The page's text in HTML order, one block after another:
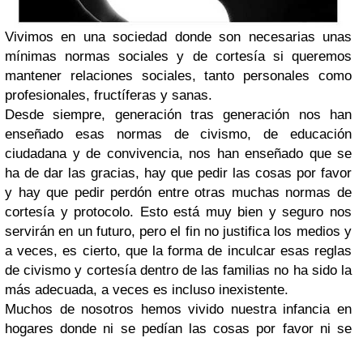
Vivimos en una sociedad donde son necesarias unas
mínimas normas sociales y de cortesía si queremos
mantener relaciones sociales, tanto personales como
profesionales, fructíferas y sanas.
Desde siempre, generación tras generación nos han
enseñado esas normas de civismo, de educación
ciudadana y de convivencia, nos han enseñado que se
ha de dar las gracias, hay que pedir las cosas por favor
y hay que pedir perdón entre otras muchas normas de
cortesía y protocolo. Esto está muy bien y seguro nos
servirán en un futuro, pero el fin no justifica los medios y
a veces, es cierto, que la forma de inculcar esas reglas
de civismo y cortesía dentro de las familias no ha sido la
más adecuada, a veces es incluso inexistente.
Muchos de nosotros hemos vivido nuestra infancia en
hogares donde ni se pedían las cosas por favor ni se